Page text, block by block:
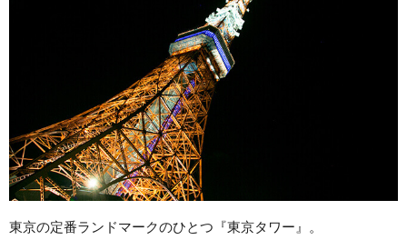
東京の定番ランドマークのひとつ『東京タワー』。